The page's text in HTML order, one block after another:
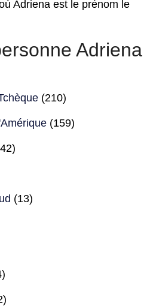
Adriena est le prénom le
Adriena
(210)
(159)
(13)